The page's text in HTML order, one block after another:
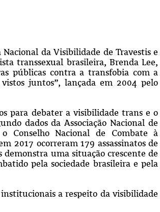
da Visibilidade de Travestis e
transsexual brasileira, Brenda Lee,
públicas contra a transfobia com a
juntos”, lançada em 2004 pelo
para debater a visibilidade trans e o
dados da Associação Nacional de
Conselho Nacional de Combate à
2017 ocorreram 179 assassinatos de
demonstra uma situação crescente de
pela sociedade brasileira e pela
a respeito da visibilidade